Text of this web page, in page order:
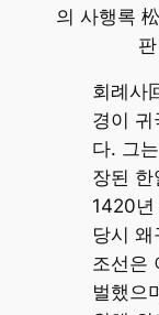
의 사행록
회례사
경이 귀
다. 그
장된 한
1420년
당시
조선은
벌했으